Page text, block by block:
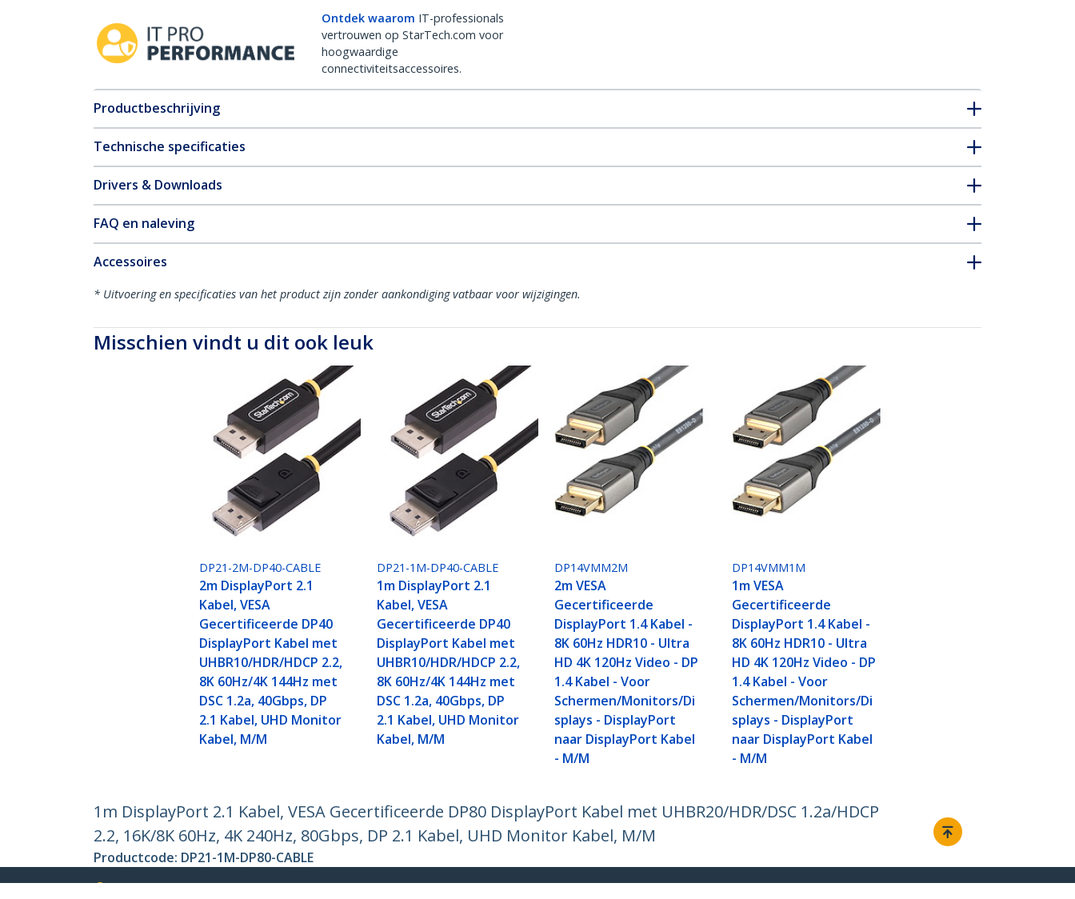
Ontdek waarom IT-professionals
vertrouwen op StarTech.com voor
hoogwaardige
connectiviteitsaccessoires.
Productbeschrijving
Technische specificaties
Drivers & Downloads
FAQ en naleving
Accessoires
* Uitvoering en specificaties van het product zijn zonder aankondiging vatbaar voor wijzigingen.
Misschien vindt u dit ook leuk
DP21-2M-DP40-CABLE
2m DisplayPort 2.1
Kabel, VESA
Gecertificeerde DP40
DisplayPort Kabel met
UHBR10/HDR/HDCP 2.2,
8K 60Hz/4K 144Hz met
DSC 1.2a, 40Gbps, DP
2.1 Kabel, UHD Monitor
Kabel, M/M
DP21-1M-DP40-CABLE
1m DisplayPort 2.1
Kabel, VESA
Gecertificeerde DP40
DisplayPort Kabel met
UHBR10/HDR/HDCP 2.2,
8K 60Hz/4K 144Hz met
DSC 1.2a, 40Gbps, DP
2.1 Kabel, UHD Monitor
Kabel, M/M
DP14VMM2M
2m VESA
Gecertificeerde
DisplayPort 1.4 Kabel -
8K 60Hz HDR10 - Ultra
HD 4K 120Hz Video - DP
1.4 Kabel - Voor
Schermen/Monitors/Di
splays - DisplayPort
naar DisplayPort Kabel
- M/M
DP14VMM1M
1m VESA
Gecertificeerde
DisplayPort 1.4 Kabel -
8K 60Hz HDR10 - Ultra
HD 4K 120Hz Video - DP
1.4 Kabel - Voor
Schermen/Monitors/Di
splays - DisplayPort
naar DisplayPort Kabel
- M/M
1m DisplayPort 2.1 Kabel, VESA Gecertificeerde DP80 DisplayPort Kabel met UHBR20/HDR/DSC 1.2a/HDCP
2.2, 16K/8K 60Hz, 4K 240Hz, 80Gbps, DP 2.1 Kabel, UHD Monitor Kabel, M/M
Productcode: DP21-1M-DP80-CABLE
Become a Partner
StarTech.com Klantenondersteuning Aansluiten